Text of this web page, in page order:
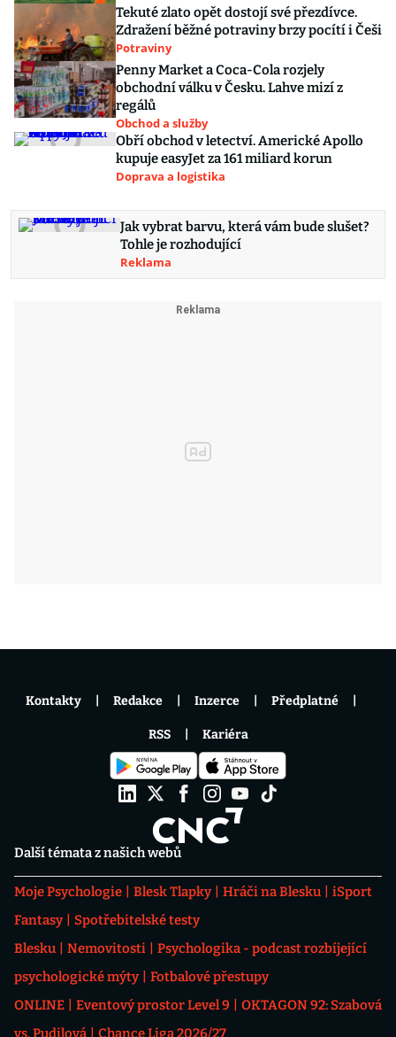
Tekuté zlato opět dostojí své přezdívce.
Zdražení běžné potraviny brzy pocítí i Češi
Potraviny
Penny Market a Coca-Cola rozjely
obchodní válku v Česku. Lahve mizí z
regálů
Obchod a služby
Obří obchod v letectví. Americké Apollo
kupuje easyJet za 161 miliard korun
Doprava a logistika
Jak vybrat barvu, která vám bude slušet?
Tohle je rozhodující
Reklama
Další témata z našich webů
Moje Psychologie Blesk Tlapky Hráči na Blesku
iSport
Fantasy
Spotřebitelské testy
Blesku
Nemovitosti
Psychologika - podcast rozbíjející
psychologické mýty
Fotbalové přestupy
ONLINE
Eventový prostor Level 9
OKTAGON 92: Szabová
vs. Pudilová
Chance Liga 2026/27
Kontakty Redakce Inzerce Předplatné
RSS Kariéra